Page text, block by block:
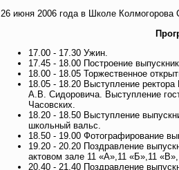
26 июня 2006 года в Школе
17.00 - 17.30 Ужин.
17.45 - 18.00 Построение
18.00 - 18.05 Торжественное
18.05 - 18.20 Выступление
А.В. Сидоровича. Выступление
Часовских.
18.20 - 18.50 Выступление
школьный вальс.
18.50 - 19.00 Фотографирование
19.20 - 20.20 Поздравление
актовом зале 11 «А»,11 «Б»,11
20.40 - 21.40 Поздравление